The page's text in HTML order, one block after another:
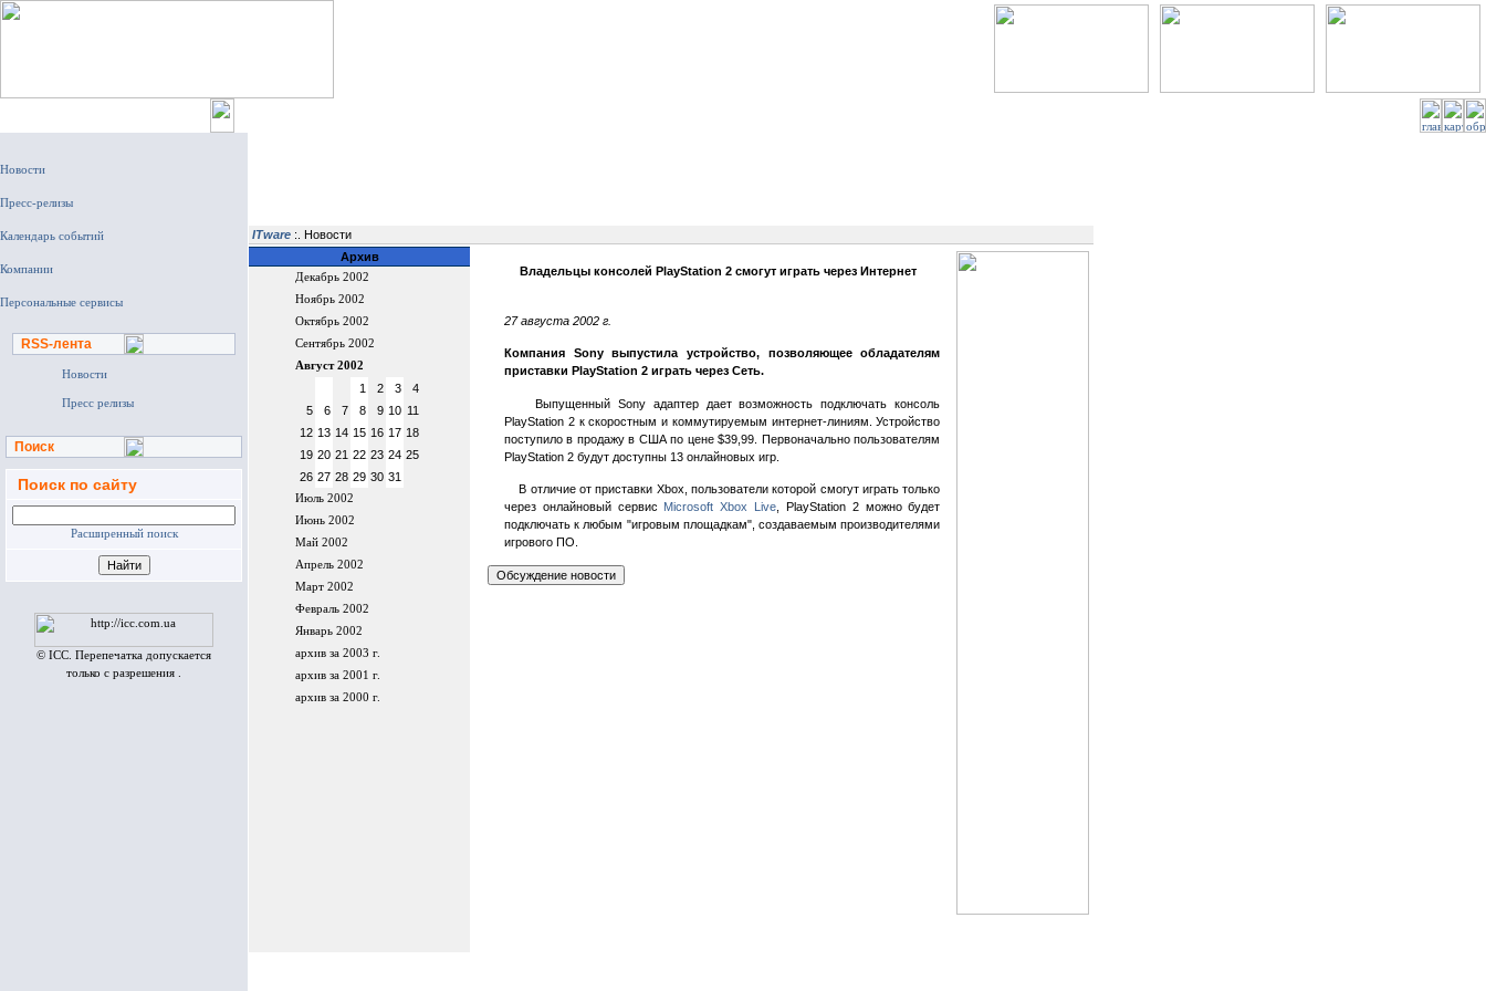
RSS-лента
Новости
Пресс релизы
Поиск
Поиск по сайту
Расширенный поиск
© ICC. Перепечатка допускается
только с разрешения .
ITware :. Новости
Архив
Декабрь 2002
Ноябрь 2002
Октябрь 2002
Сентябрь 2002
Август 2002
1 2 3
4
5
6 7 8 9 10 11
12 13 14 15 16 17 18
19 20 21 22 23 24 25
26 27 28 29 30 31
Июль 2002
Июнь 2002
Май 2002
Апрель 2002
Март 2002
Февраль 2002
Январь 2002
архив за 2003 г.
архив за 2001 г.
архив за 2000 г.
Владельцы консолей PlayStation 2 смогут играть через Интернет
27 августа 2002 г.
Компания Sony выпустила устройство, позволяющее обладателям
приставки PlayStation 2 играть через Сеть.
Выпущенный Sony адаптер дает возможность подключать консоль
PlayStation 2 к скоростным и коммутируемым интернет-линиям. Устройство
поступило в продажу в США по цене $39,99. Первоначально пользователям
PlayStation 2 будут доступны 13 онлайновых игр.
В отличие от приставки Xbox, пользователи которой смогут играть только
через онлайновый сервис Microsoft Xbox Live , PlayStation 2 можно будет
подключать к любым "игровым площадкам", создаваемым производителями
игрового ПО.